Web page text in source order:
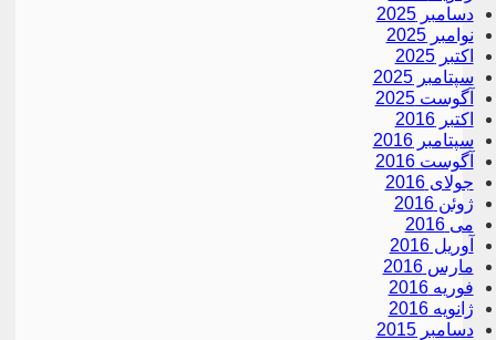
دسامبر 2025
نوامبر 2025
اکتبر 2025
سپتامبر 2025
آگوست 2025
اکتبر 2016
سپتامبر 2016
آگوست 2016
جولای 2016
ژوئن 2016
می 2016
آوریل 2016
مارس 2016
فوریه 2016
ژانویه 2016
دسامبر 2015